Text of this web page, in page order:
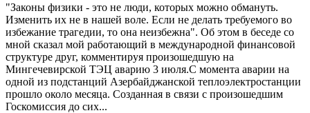
"Законы физики - это не люди, которых можно обмануть.
Изменить их не в нашей воле. Если не делать требуемого во
избежание трагедии, то она неизбежна". Об этом в беседе со
мной сказал мой работающий в международной финансовой
структуре друг, комментируя произошедшую на
Мингечевирской ТЭЦ аварию 3 июля.С момента аварии на
одной из подстанций Азербайджанской теплоэлектростанции
прошло около месяца. Созданная в связи с произошедшим
Госкомиссия до сих...